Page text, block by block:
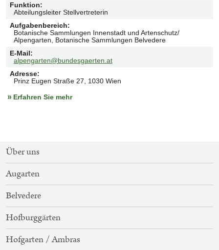
Funktion:
Abteilungsleiter Stellvertreterin
Aufgabenbereich:
Botanische Sammlungen Innenstadt und Artenschutz/
Alpengarten, Botanische Sammlungen Belvedere
E-Mail:
alpengarten@bundesgaerten.at
Adresse:
Prinz Eugen Straße 27, 1030 Wien
Erfahren Sie mehr
SITEMAP-
NAVIGATION
Über uns
Augarten
Belvedere
Hofburggärten
Hofgarten / Ambras